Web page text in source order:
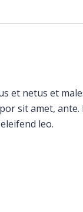
et netus et
sit amet,
leo.